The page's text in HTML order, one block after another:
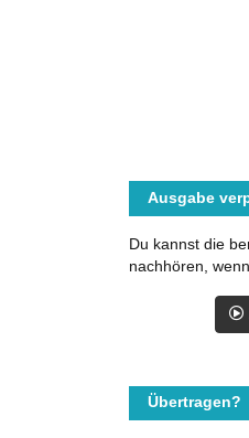
Ausgabe
Du kannst die
nachhören,
Übertragen?